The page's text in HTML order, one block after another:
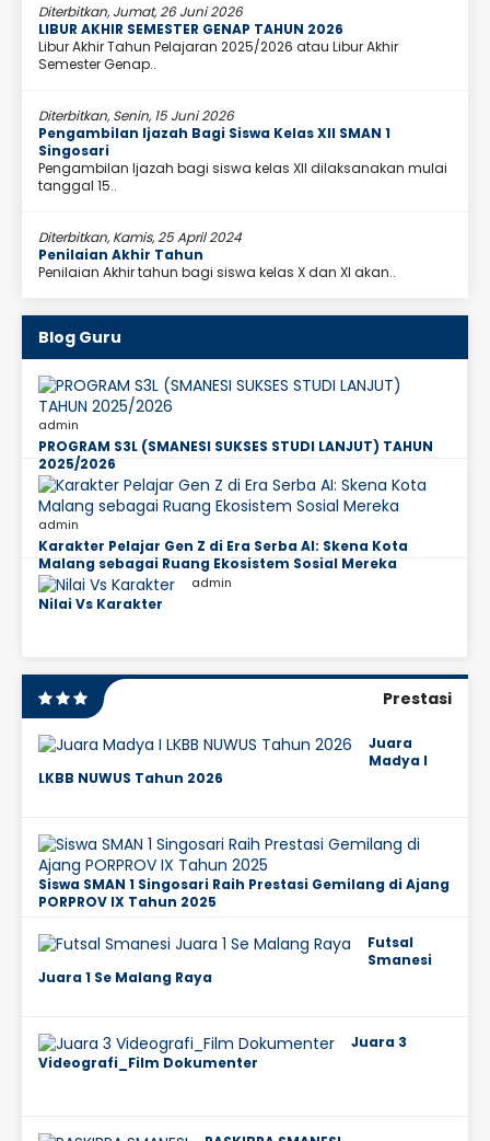
Diterbitkan, Jumat, 26 Juni 2026
LIBUR AKHIR SEMESTER GENAP TAHUN 2026
Libur Akhir Tahun Pelajaran 2025/2026 atau Libur Akhir
Semester Genap..
Diterbitkan, Senin, 15 Juni 2026
Pengambilan Ijazah Bagi Siswa Kelas XII SMAN 1
Singosari
Pengambilan Ijazah bagi siswa kelas XII dilaksanakan mulai
tanggal 15..
Diterbitkan, Kamis, 25 April 2024
Penilaian Akhir Tahun
Penilaian Akhir tahun bagi siswa kelas X dan XI akan..
Blog Guru
admin
PROGRAM S3L (SMANESI SUKSES STUDI LANJUT) TAHUN
2025/2026
admin
Karakter Pelajar Gen Z di Era Serba AI: Skena Kota
Malang sebagai Ruang Ekosistem Sosial Mereka
admin
Nilai Vs Karakter
Prestasi
Juara
Madya I
LKBB NUWUS Tahun 2026
Siswa SMAN 1 Singosari Raih Prestasi Gemilang di Ajang
PORPROV IX Tahun 2025
Futsal
Smanesi
Juara 1 Se Malang Raya
Juara 3
Videografi_Film Dokumenter